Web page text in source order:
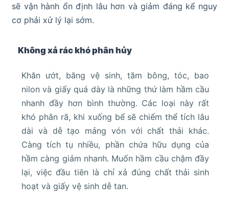
sẽ vận hành ổn định lâu hơn và giảm đáng kể nguy
cơ phải xử lý lại sớm.
Không xả rác khó phân hủy
Khăn ướt, băng vệ sinh, tăm bông, tóc, bao
nilon và giấy quá dày là những thứ làm hầm cầu
nhanh đầy hơn bình thường. Các loại này rất
khó phân rã, khi xuống bể sẽ chiếm thể tích lâu
dài và dễ tạo mảng vón với chất thải khác.
Càng tích tụ nhiều, phần chứa hữu dụng của
hầm càng giảm nhanh. Muốn hầm cầu chậm đầy
lại, việc đầu tiên là chỉ xả đúng chất thải sinh
hoạt và giấy vệ sinh dễ tan.